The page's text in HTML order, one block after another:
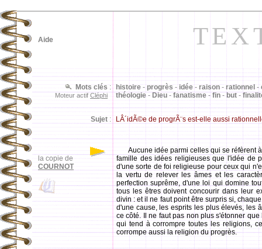
la copie de
COURNOT
histoire - progrès - idée - raison - rationnel -
théologie - Dieu - fanatisme - fin - but -
Mots clés :
Moteur actif Cléphi
Sujet : LÂ´idÃ©e de progrÃ¨s est-elle aussi
Aide
Aucune idée parmi celles qui se réfèrent
famille des idées religieuses que l'idée de
d'une sorte de foi religieuse pour ceux qui
la vertu de relever les âmes et les
perfection suprême, d'une loi qui domine
tous les êtres doivent concourir dans leur
divin : et il ne faut point être surpris si,
d'une cause, les esprits les plus élevés, les
ce côté. Il ne faut pas non plus s'étonner
qui tend à corrompre toutes les religions,
corrompe aussi la religion du progrès.